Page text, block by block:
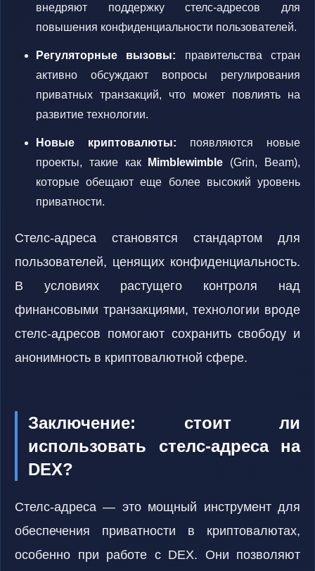
внедряют поддержку стелс-адресов для
повышения конфиденциальности пользователей.
Регуляторные вызовы: правительства стран
активно обсуждают вопросы регулирования
приватных транзакций, что может повлиять на
развитие технологии.
Новые криптовалюты: появляются новые
проекты, такие как
Mimblewimble (Grin, Beam),
которые обещают еще более высокий уровень
приватности.
Стелс-адреса становятся стандартом для
пользователей, ценящих конфиденциальность.
В условиях растущего контроля над
финансовыми транзакциями, технологии вроде
стелс-адресов помогают сохранить свободу и
анонимность в криптовалютной сфере.
Заключение: стоит ли
использовать стелс-адреса на
DEX?
Стелс-адреса — это мощный инструмент для
обеспечения приватности в криптовалютах,
особенно при работе с DEX. Они позволяют